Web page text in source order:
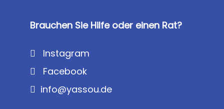
Brauchen Sie Hilfe oder einen Rat?
Instagram
Facebook
info@yassou.de